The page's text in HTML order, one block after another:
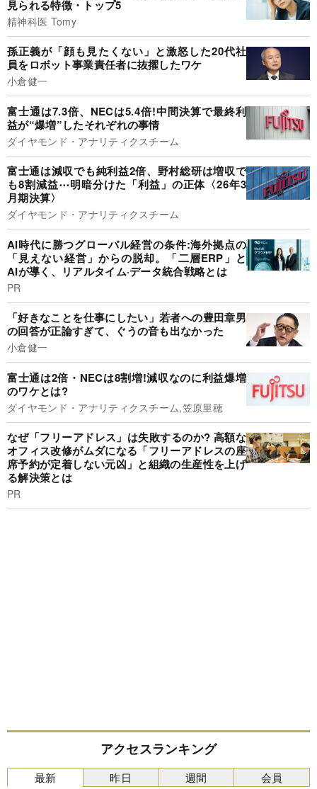
見られる特徴・トップ5
精神科医 Tomy
孫正義が「顔も見たくない」と激怒した20代社
員をロボット事業責任者に抜擢したワケ
小倉健一
富士通は7.3倍、NECは5.4倍!中間決算で最終利
益が“爆増”したそれぞれの事情
ダイヤモンド・アナリティクスチーム
富士通は減収でも純利益2倍、野村総研は増収で
も8割減益⋯明暗分けた「利益」の正体〈26年3
月期決算〉
ダイヤモンド・アナリティクスチーム
AI時代に勝つグローバル経営の条件:海外拠点の
「見えない経営」からの脱却。「二層ERP」と
AIが導く、リアルタイム·データ統合戦略とは
PR
「好きなことを仕事にしたい」若者への豊田章男
の回答が正論すぎて、ぐうの音も出なかった
小倉健一
富士通は2倍・NECは8割増!減収なのに利益爆増
のワケとは?
ダイヤモンド・アナリティクスチーム,笠原里穂
なぜ「フリーアドレス」は失敗するのか? 高額な
オフィス改修がムダになる「フリーアドレスの座
席予約が定着しない元凶」と組織の生産性を上げ
る解決策とは
PR
アクセスランキング
最新 昨日 週間 会員